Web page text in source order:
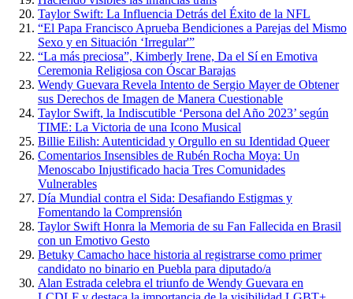
Taylor Swift: La Influencia Detrás del Éxito de la NFL
“El Papa Francisco Aprueba Bendiciones a Parejas del Mismo
Sexo y en Situación ‘Irregular'”
“La más preciosa”, Kimberly Irene, Da el Sí en Emotiva
Ceremonia Religiosa con Óscar Barajas
Wendy Guevara Revela Intento de Sergio Mayer de Obtener
sus Derechos de Imagen de Manera Cuestionable
Taylor Swift, la Indiscutible ‘Persona del Año 2023’ según
TIME: La Victoria de una Icono Musical
Billie Eilish: Autenticidad y Orgullo en su Identidad Queer
Comentarios Insensibles de Rubén Rocha Moya: Un
Menoscabo Injustificado hacia Tres Comunidades
Vulnerables
Día Mundial contra el Sida: Desafiando Estigmas y
Fomentando la Comprensión
Taylor Swift Honra la Memoria de su Fan Fallecida en Brasil
con un Emotivo Gesto
Betuky Camacho hace historia al registrarse como primer
candidato no binario en Puebla para diputado/a
Alan Estrada celebra el triunfo de Wendy Guevara en